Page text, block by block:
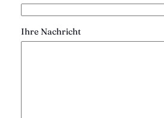
Ihre Nachricht